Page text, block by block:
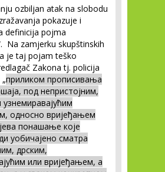
ozbiljan atak na slobodu
pokazuje i
definicija pojma
Na zamjerku skupštinskih
je taj pojam teško
Zakona tj. policija
приликом прописивања
под непристојним,
односно вријеђањем
понашање које
уобичајено сматра
дрским,
или вријеђањем, а